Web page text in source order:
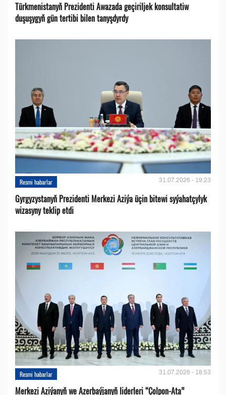
Türkmenistanyň Prezidenti Awazada geçiriljek konsultatiw
duşuşygyň gün tertibi bilen tanyşdyrdy
Resmi habarlar 31.07.2026 - 19:23
Gyrgyzystanyň Prezidenti Merkezi Aziýa üçin bitewi syýahatçylyk
wizasyny teklip etdi
Resmi habarlar 31.07.2026 - 18:53
Merkezi Aziýanyň we Azerbaýjanyň liderleri “Çolpon-Ata”